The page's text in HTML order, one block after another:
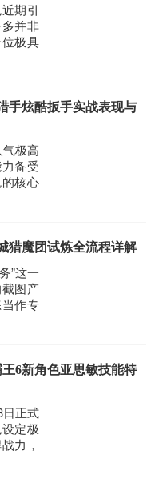
期引
并非
极具
朗外
得轻
话、
手炫酷扳手实战表现与
极高
备受
核心
老玩
其能
猎魔团试炼全流程详解
”这一
图产
作专
戏内
不存
四人
6新角色亚思敏技能特
日正式
定极
力，
本最